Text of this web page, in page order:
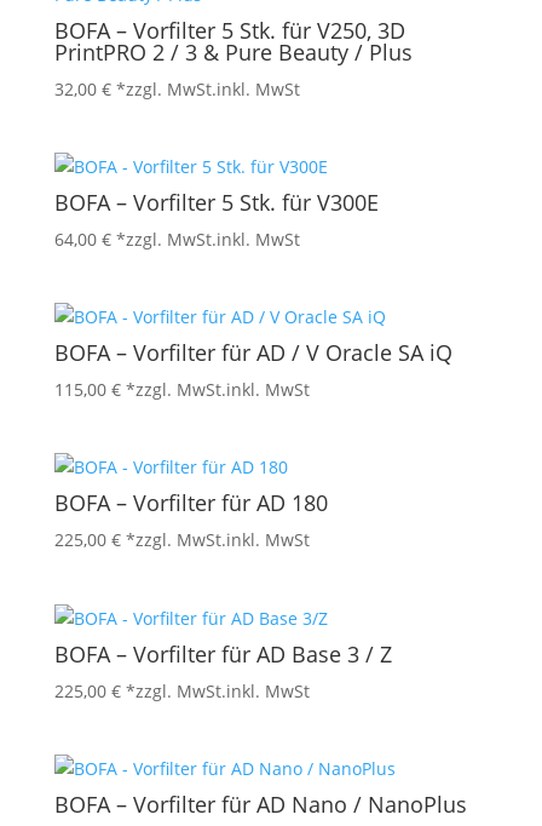
BOFA – Vorfilter 5 Stk. für V250, 3D
PrintPRO 2 / 3 & Pure Beauty / Plus
32,00 € *zzgl. MwSt.inkl. MwSt
BOFA – Vorfilter 5 Stk. für V300E
64,00 € *zzgl. MwSt.inkl. MwSt
BOFA – Vorfilter für AD / V Oracle SA iQ
115,00 € *zzgl. MwSt.inkl. MwSt
BOFA – Vorfilter für AD 180
225,00 € *zzgl. MwSt.inkl. MwSt
BOFA – Vorfilter für AD Base 3 / Z
225,00 € *zzgl. MwSt.inkl. MwSt
BOFA – Vorfilter für AD Nano / NanoPlus